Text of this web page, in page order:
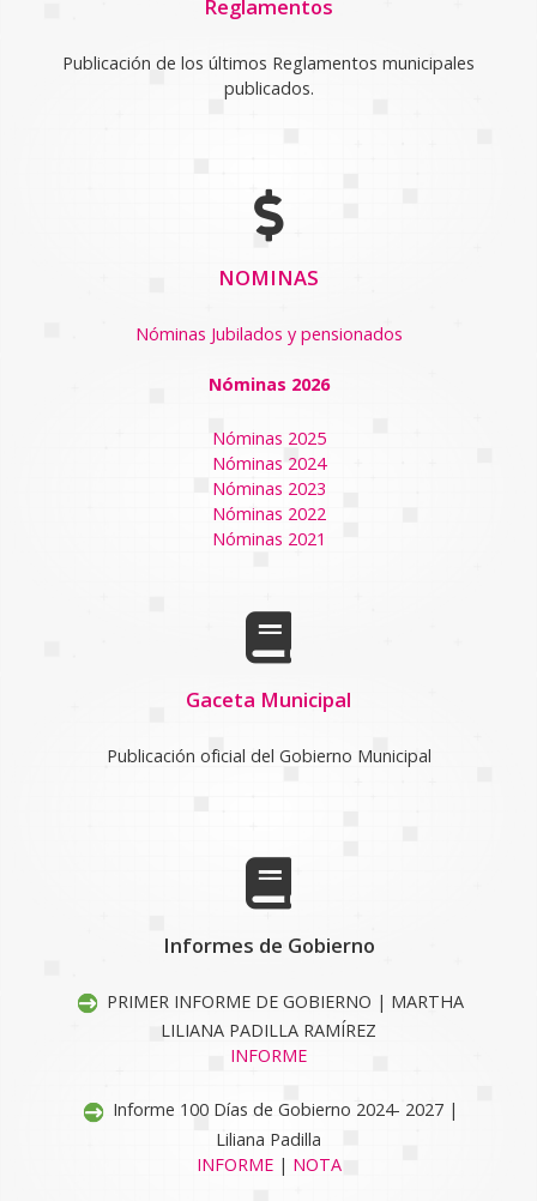
Reglamentos
Publicación de los últimos Reglamentos municipales
publicados.
NOMINAS
Nóminas Jubilados y pensionados
Nóminas 2026
Nóminas 2025
Nóminas 2024
Nóminas 2023
Nóminas 2022
Nóminas 2021
Gaceta Municipal
Publicación oficial del Gobierno Municipal
Informes de Gobierno
PRIMER INFORME DE GOBIERNO | MARTHA
LILIANA PADILLA RAMÍREZ
INFORME
Informe 100 Días de Gobierno 2024- 2027 |
Liliana Padilla
INFORME| NOTA